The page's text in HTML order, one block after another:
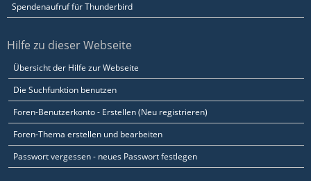
Spendenaufruf für Thunderbird
Hilfe zu dieser Webseite
Übersicht der Hilfe zur Webseite
Die Suchfunktion benutzen
Foren-Benutzerkonto - Erstellen (Neu registrieren)
Foren-Thema erstellen und bearbeiten
Passwort vergessen - neues Passwort festlegen